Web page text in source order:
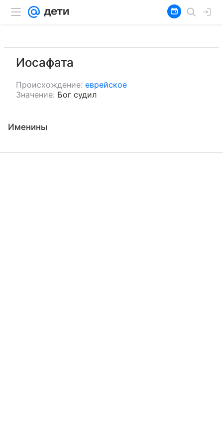
Иосафата
Происхождение: еврейское
Значение: Бог судил
Именины